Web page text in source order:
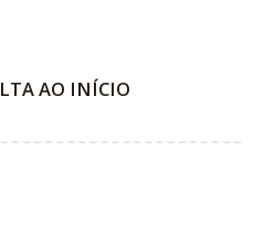
AO INÍCIO